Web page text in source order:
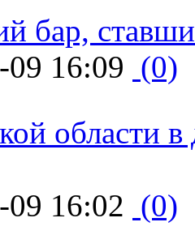
бар,
16:09 (0)
области в
16:02 (0)